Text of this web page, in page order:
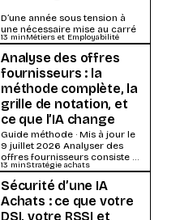
D’une année sous tension à
une nécessaire mise au carré
13 minMétiers et Employabilité
Analyse des offres
fournisseurs : la
méthode complète, la
grille de notation, et
ce que l’IA change
Guide méthode · Mis à jour le
9 juillet 2026 Analyser des
offres fournisseurs consiste à
comparer des propositions
hétérogènes...
13 minStratégie achats
Sécurité d’une IA
Achats : ce que votre
DSI, votre RSSI et